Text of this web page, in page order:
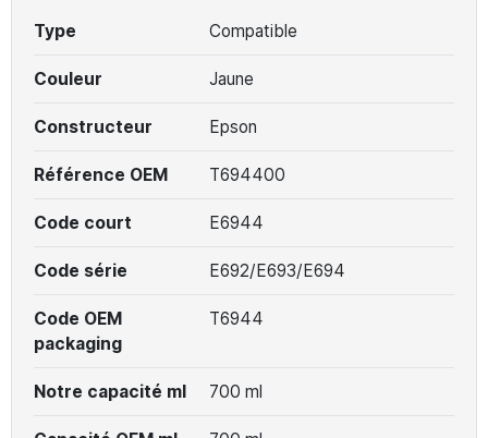
Type Compatible
Couleur Jaune
Constructeur Epson
Référence OEM T694400
Code court E6944
Code série E692/E693/E694
Code OEM
packaging
T6944
Notre capacité ml 700 ml